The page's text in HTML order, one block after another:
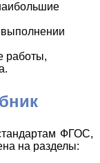
выполнении
работы,
ФГОС,
на разделы: